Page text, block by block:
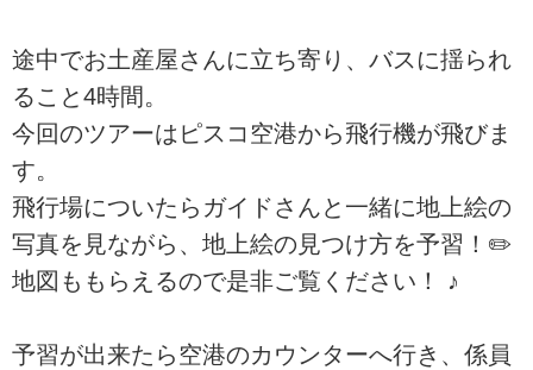
途中でお土産屋さんに立ち寄り、バスに揺られ
ること4時間。
今回のツアーはピスコ空港から飛行機が飛びま
す。
飛行場についたらガイドさんと一緒に地上絵の
写真を見ながら、地上絵の見つけ方を予習！✏️
地図ももらえるので是非ご覧ください！ ♪
予習が出来たら空港のカウンターへ行き、係員